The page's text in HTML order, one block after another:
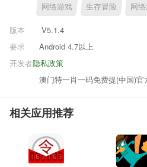
网络游戏 生存冒险 网
版本
V5.1.4
要求
Android 4.7以上
隐私政策
开发者
澳门特一肖一码免费提(中国)官
相关应用推荐